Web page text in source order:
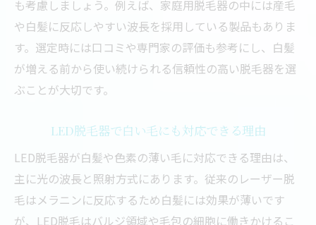
も考慮しましょう。例えば、家庭用脱毛器の中には産毛
や白髪に反応しやすい波長を採用している製品もありま
す。選定時には口コミや専門家の評価も参考にし、白髪
が増える前から使い続けられる信頼性の高い脱毛器を選
ぶことが大切です。
LED脱毛器で白い毛にも対応できる理由
LED脱毛器が白髪や色素の薄い毛に対応できる理由は、
主に光の波長と照射方式にあります。従来のレーザー脱
毛はメラニンに反応するため白髪には効果が薄いです
が、LED脱毛はバルジ領域や毛包の細胞に働きかけるこ